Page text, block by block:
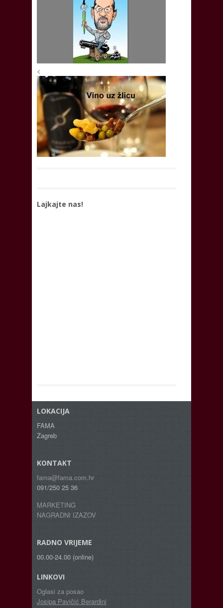
<
Lajkajte nas!
LOKACIJA
FAMA
Zagreb
KONTAKT
fama@fama.com.hr
091/250 25 36
MARKETING
NAGRADNI IZAZOV
RADNO VRIJEME
00.00-24.00 (online)
LINKOVI
Oglasi za posao
Josipa Pavičić Berardini